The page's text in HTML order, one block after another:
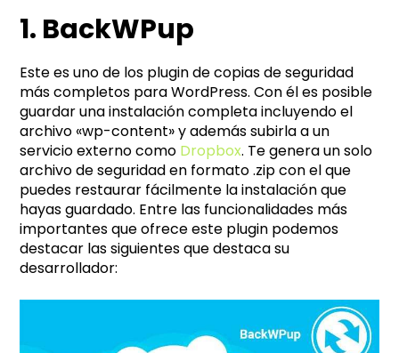
1. BackWPup
Este es uno de los plugin de copias de seguridad
más completos para WordPress. Con él es posible
guardar una instalación completa incluyendo el
archivo «wp-content» y además subirla a un
servicio externo como Dropbox. Te genera un solo
archivo de seguridad en formato .zip con el que
puedes restaurar fácilmente la instalación que
hayas guardado. Entre las funcionalidades más
importantes que ofrece este plugin podemos
destacar las siguientes que destaca su
desarrollador: